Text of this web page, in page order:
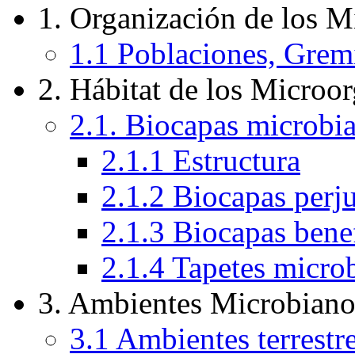
1. Organización de los
1.1 Poblaciones,
2. Hábitat de los
2.1. Biocapas
2.1.1 Estructura
2.1.2 Biocapas
2.1.3 Biocapas
2.1.4 Tapetes
3. Ambientes
3.1 Ambientes